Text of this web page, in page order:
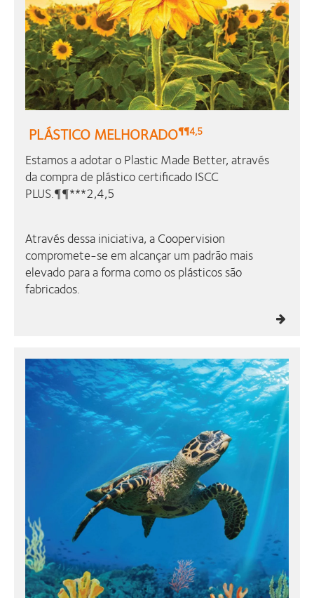
PLÁSTICO MELHORADO¶¶4,5
Estamos a adotar o Plastic Made Better, através
da compra de plástico certificado ISCC
PLUS.¶¶***2,4,5
Através dessa iniciativa, a Coopervision
compromete-se em alcançar um padrão mais
elevado para a forma como os plásticos são
fabricados.